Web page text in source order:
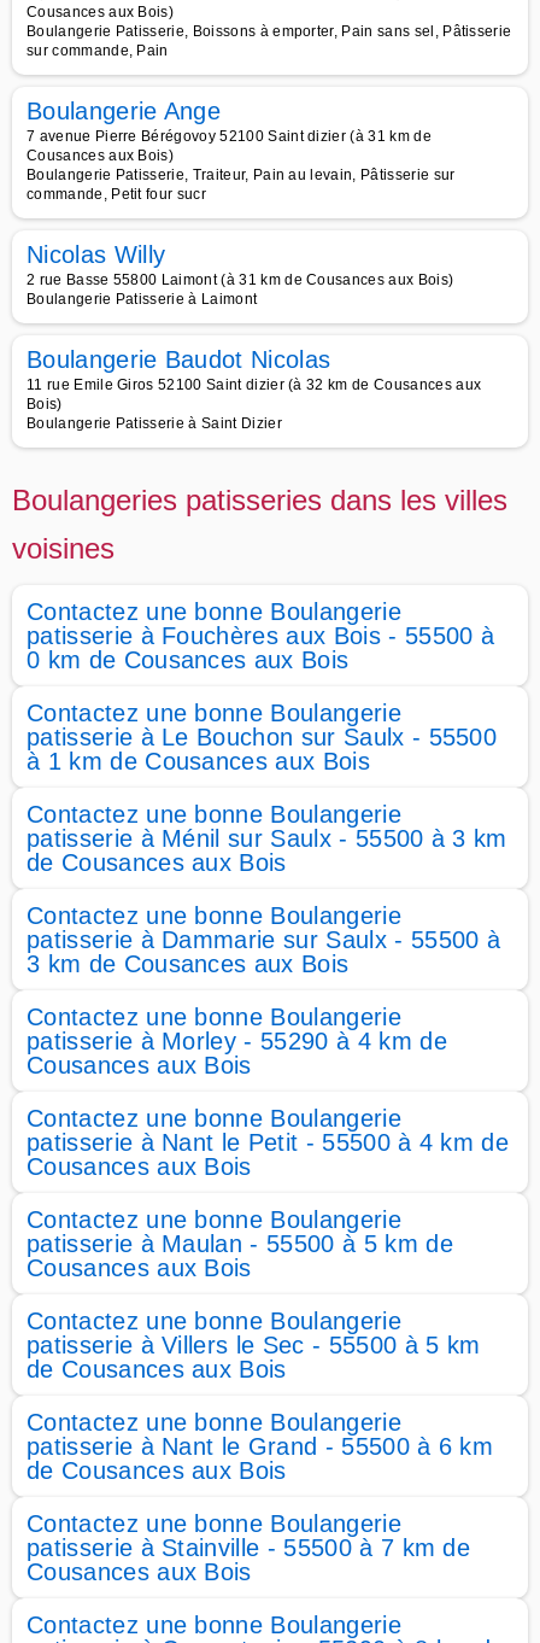
Cousances aux Bois)
Boulangerie Patisserie, Boissons à emporter, Pain sans sel, Pâtisserie
sur commande, Pain
Boulangerie Ange
7 avenue Pierre Bérégovoy 52100 Saint dizier (à 31 km de
Cousances aux Bois)
Boulangerie Patisserie, Traiteur, Pain au levain, Pâtisserie sur
commande, Petit four sucr
Nicolas Willy
2 rue Basse 55800 Laimont (à 31 km de Cousances aux Bois)
Boulangerie Patisserie à Laimont
Boulangerie Baudot Nicolas
11 rue Emile Giros 52100 Saint dizier (à 32 km de Cousances aux
Bois)
Boulangerie Patisserie à Saint Dizier
Boulangeries patisseries dans les villes
voisines
Contactez une bonne Boulangerie
patisserie à Fouchères aux Bois - 55500 à
0 km de Cousances aux Bois
Contactez une bonne Boulangerie
patisserie à Le Bouchon sur Saulx - 55500
à 1 km de Cousances aux Bois
Contactez une bonne Boulangerie
patisserie à Ménil sur Saulx - 55500 à 3 km
de Cousances aux Bois
Contactez une bonne Boulangerie
patisserie à Dammarie sur Saulx - 55500 à
3 km de Cousances aux Bois
Contactez une bonne Boulangerie
patisserie à Morley - 55290 à 4 km de
Cousances aux Bois
Contactez une bonne Boulangerie
patisserie à Nant le Petit - 55500 à 4 km de
Cousances aux Bois
Contactez une bonne Boulangerie
patisserie à Maulan - 55500 à 5 km de
Cousances aux Bois
Contactez une bonne Boulangerie
patisserie à Villers le Sec - 55500 à 5 km
de Cousances aux Bois
Contactez une bonne Boulangerie
patisserie à Nant le Grand - 55500 à 6 km
de Cousances aux Bois
Contactez une bonne Boulangerie
patisserie à Stainville - 55500 à 7 km de
Cousances aux Bois
Contactez une bonne Boulangerie